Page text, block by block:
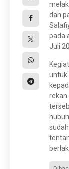
dan
pada
Juli
untuk